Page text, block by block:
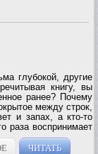
глубокой, другие
книгу, вы
ранее? Почему
между строк,
и запах, а кто-то
раза воспринимает
его
ЧИТАТЬ